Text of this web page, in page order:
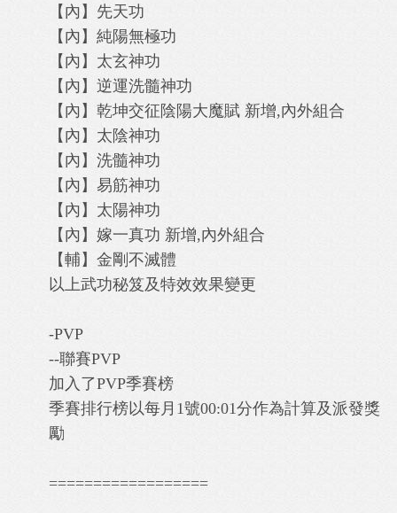
【內】先天功
【內】純陽無極功
【內】太玄神功
【內】逆運洗髓神功
【內】乾坤交征陰陽大魔賦 新增,內外組合
【內】太陰神功
【內】洗髓神功
【內】易筋神功
【內】太陽神功
【內】嫁一真功 新增,內外組合
【輔】金剛不滅體
以上武功秘笈及特效效果變更
-PVP
--聯賽PVP
加入了PVP季賽榜
季賽排行榜以每月1號00:01分作為計算及派發獎
勵
==================